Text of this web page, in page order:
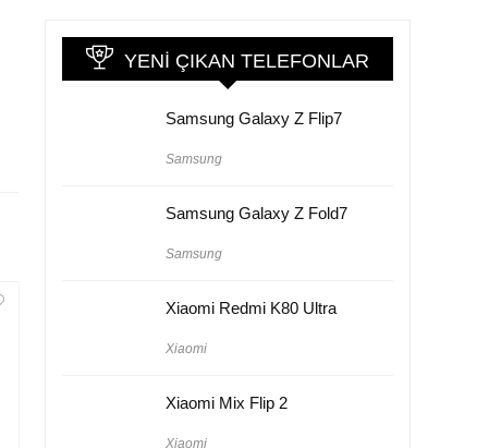
YENI ÇIKAN TELEFONLAR
Samsung Galaxy Z Flip7
Samsung
Samsung Galaxy Z Fold7
Samsung
Xiaomi Redmi K80 Ultra
Xiaomi
Xiaomi Mix Flip 2
Xiaomi